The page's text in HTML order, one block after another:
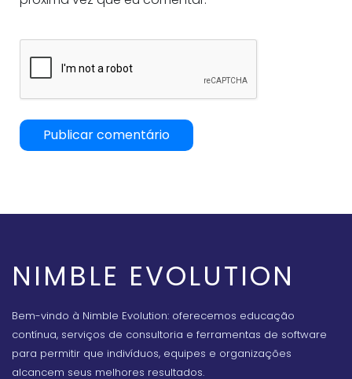
NIMBLE EVOLUTION
Bem-vindo à Nimble Evolution: oferecemos educação
contínua, serviços de consultoria e ferramentas de software
para permitir que indivíduos, equipes e organizações
alcancem seus melhores resultados.